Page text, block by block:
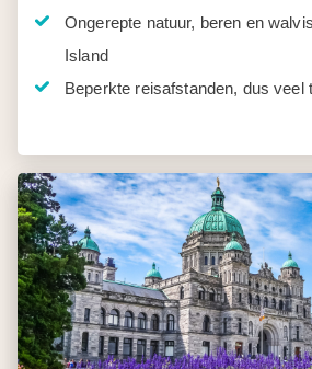
Ongerepte natuur, beren en
Island
Beperkte reisafstanden, dus veel